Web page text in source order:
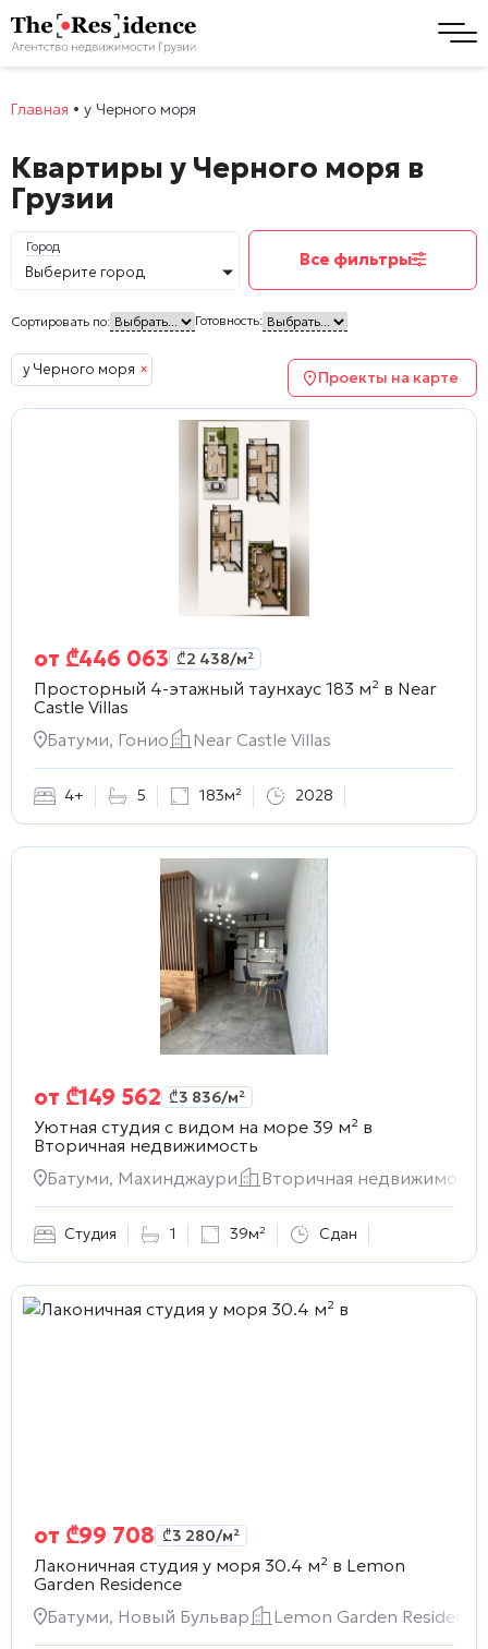
Главная • у Черного моря
Квартиры у Черного моря в
Грузии
Город
Выберите город
Все фильтры
Сортировать по: Готовность:
у Черного моря × Проекты на карте
от ₾446 063 ₾2 438/м²
Просторный 4-этажный таунхаус 183 м² в Near
Castle Villas
Батуми, Гонио
Near Castle Villas
4+ 5 183м² 2028
от ₾149 562 ₾3 836/м²
Уютная студия с видом на море 39 м² в
Вторичная недвижимость
Батуми, Махинджаури
Вторичная недвижимость
Студия 1 39м² Сдан
от ₾99 708 ₾3 280/м²
Лаконичная студия у моря 30.4 м² в Lemon
Garden Residence
Батуми, Новый Бульвар
Lemon Garden Residence